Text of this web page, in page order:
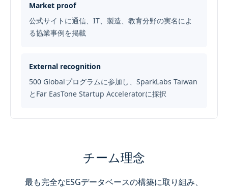
Market proof
公式サイトに通信、IT、製造、教育分野の実名によ
る協業事例を掲載
External recognition
500 Globalプログラムに参加し、SparkLabs Taiwan
とFar EasTone Startup Acceleratorに採択
チーム理念
最も完全なESGデータベースの構築に取り組み、